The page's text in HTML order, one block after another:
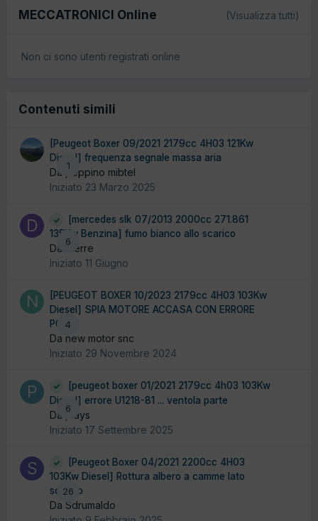
MECCATRONICI Online (Visualizza tutti)
Non ci sono utenti registrati online
Contenuti simili
1
[Peugeot Boxer 09/2021 2179cc 4H03 121Kw
Diesel] frequenza segnale massa aria
Da peppino mibtel
Iniziato 23 Marzo 2025
6
[mercedes slk 07/2013 2000cc 271.861
135Kw Benzina] fumo bianco allo scarico
Da dierre
Iniziato 11 Giugno
4
[PEUGEOT BOXER 10/2023 2179cc 4H03 103Kw
Diesel] SPIA MOTORE ACCASA CON ERRORE
P0215
Da new motor snc
Iniziato 29 Novembre 2024
6
[peugeot boxer 01/2021 2179cc 4h03 103Kw
Diesel] errore U1218-81 ... ventola parte
Da plays
Iniziato 17 Settembre 2025
26
[Peugeot Boxer 04/2021 2200cc 4H03
103Kw Diesel] Rottura albero a camme lato
scarico
Da Sdrumaldo